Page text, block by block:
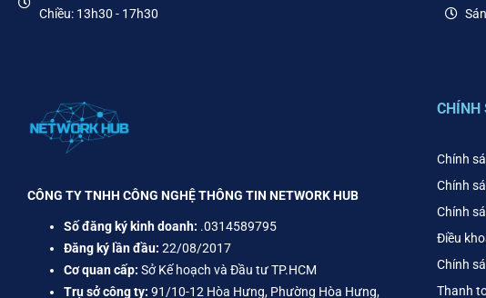
Chiều: 13h30 - 17h30
CÔNG TY TNHH CÔNG NGHỆ THÔNG TIN NETWORK HUB
Số đăng ký kinh doanh: .0314589795
Đăng ký lần đầu: 22/08/2017
Cơ quan cấp: Sở Kế hoạch và Đầu tư TP.HCM
Trụ sở công ty: 91/10-12 Hòa Hưng, Phường Hòa Hưng,
CHÍNH
Chính
Chính
Chính
Điều
Chính
Thanh